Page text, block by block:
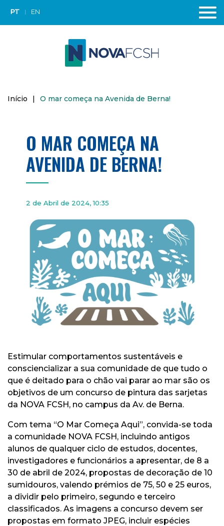
PT EN
Início | O mar começa na Avenida de Berna!
O MAR COMEÇA NA
AVENIDA DE BERNA!
2 de Abril de 2024, 10:35
Estimular comportamentos sustentáveis e
consciencializar a sua comunidade de que tudo o
que é deitado para o chão vai parar ao mar são os
objetivos de um concurso de pintura das sarjetas
da NOVA FCSH, no campus da Av. de Berna.
Com tema “O Mar Começa Aqui”, convida-se toda
a comunidade NOVA FCSH, incluindo antigos
alunos de qualquer ciclo de estudos, docentes,
investigadores e funcionários a apresentar, de 8 a
30 de abril de 2024, propostas de decoração de 10
sumidouros, valendo prémios de 75, 50 e 25 euros,
a dividir pelo primeiro, segundo e terceiro
classificados. As imagens a concurso devem ser
propostas em formato JPEG, incluir espécies